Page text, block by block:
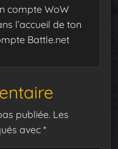
compte WoW
l’accueil de ton
Battle.net
publiée. Les
avec *